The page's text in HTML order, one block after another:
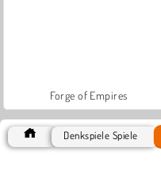
Forge of Empires
Denkspiele Spiele